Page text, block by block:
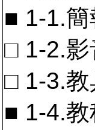
■ 1-1.
□ 1-2.影
□ 1-3.教
■ 1-4.